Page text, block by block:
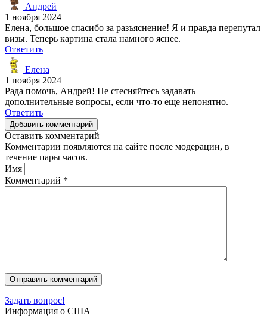
Андрей
1 ноября 2024
Елена, большое спасибо за разъяснение! Я и правда перепутал
визы. Теперь картина стала намного яснее.
Ответить
Елена
1 ноября 2024
Рада помочь, Андрей! Не стесняйтесь задавать
дополнительные вопросы, если что-то еще непонятно.
Ответить
Добавить комментарий
Оставить комментарий
Комментарии появляются на сайте после модерации, в
течение пары часов.
Имя
Комментарий *
Задать вопрос!
Информация о США